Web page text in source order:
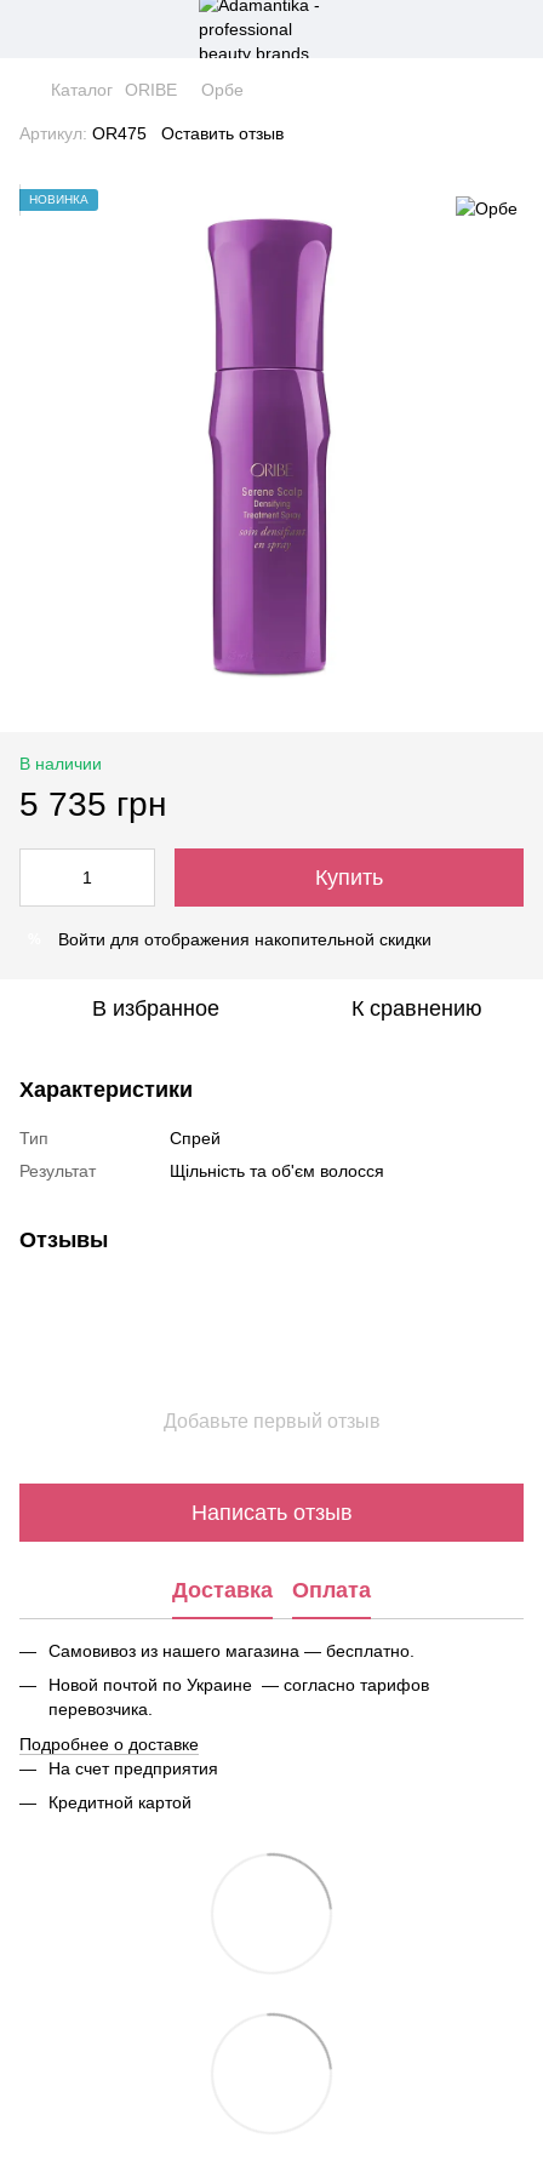
Каталог ORIBE Орбе
Артикул: OR475 Оставить отзыв
НОВИНКА
В наличии
5 735 грн
Купить
Войти для отображения накопительной скидки
В избранное К сравнению
Характеристики
Тип
Спрей
Результат
Щільність та об'єм волосся
Отзывы
Добавьте первый отзыв
Написать отзыв
Доставка Оплата
Самовивоз из нашего магазина — бесплатно.
Новой почтой по Украине — согласно тарифов
перевозчика.
Подробнее о доставке
На счет предприятия
Кредитной картой